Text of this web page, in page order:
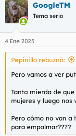
GoogleTM
Tema serio
4 Ene 2025
Pepinillo rebuznó:
Pero vamos a ver
Tanta mierda de
mujeres y luego nos
Pero cómo no van a
para empalmar????